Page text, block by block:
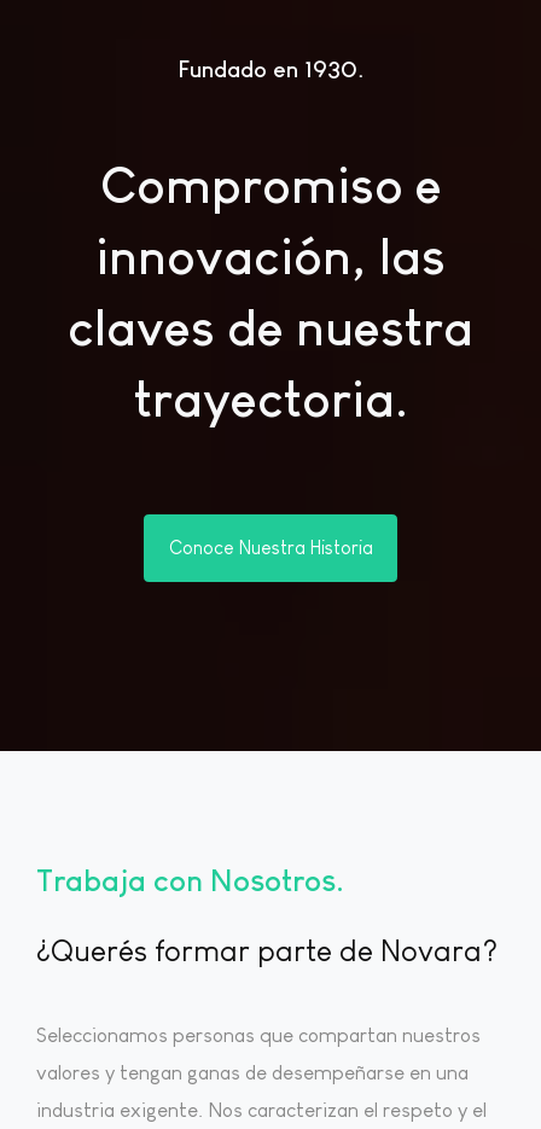
Fundado en 1930
Compromiso e
innovación, las
claves de nuestra
trayectoria.
Conoce Nuestra Historia
Trabaja con Nosotros
¿Querés formar parte de Novara?
Seleccionamos personas que compartan nuestros
valores y tengan ganas de desempeñarse en una
industria exigente. Nos caracterizan el respeto y el